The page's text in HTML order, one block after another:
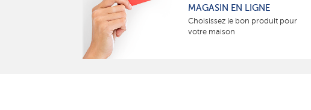
MAGASIN EN LIGNE
Choisissez le bon produit pour
votre maison